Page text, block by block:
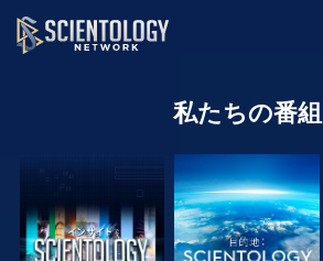
私たちの番組